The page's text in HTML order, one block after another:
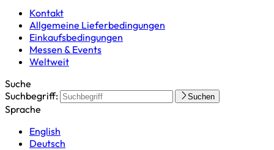
Kontakt
Allgemeine Lieferbedingungen
Einkaufsbedingungen
Messen & Events
Weltweit
Suche
Suchbegriff:
Suchen
Sprache
English
Deutsch